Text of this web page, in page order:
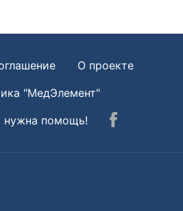
О проекте
"МедЭлемент"
нужна помощь!